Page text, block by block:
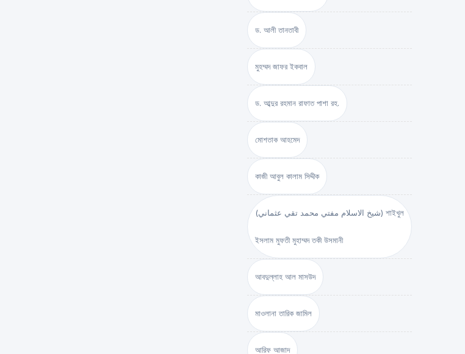
ড. আলী তানতাবী
মুহম্মদ জাফর ইকবাল
ড. আব্দুর রহমান রাফাত পাশা রহ.
মোশতাক আহমেদ
কাজী আবুল কালাম সিদ্দীক
(شيخ الاسلام مفتي محمد تقي عثماني) শাইখুল
ইসলাম মুফতী মুহাম্মদ তকী উসমানী
আবদুল্লাহ আল মাসউদ
মাওলানা তারিক জামিল
আরিফ আজাদ